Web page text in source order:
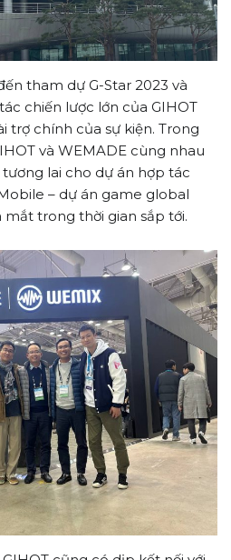
tham dự G-Star 2023 và
chiến lược lớn của GIHOT
trợ chính của sự kiện. Trong
và WEMADE cùng nhau
lai cho dự án hợp tác
– dự án game global
mắt trong thời gian sắp tới.